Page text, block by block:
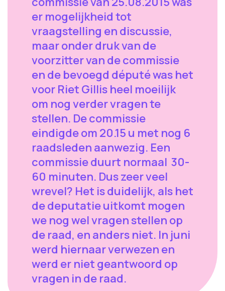
er mogelijkheid tot
vraagstelling en discussie,
maar onder druk van de
voorzitter van de commissie
en de bevoegd député was het
voor Riet Gillis heel moeilijk
om nog verder vragen te
stellen. De commissie
eindigde om 20.15 u met nog 6
raadsleden aanwezig. Een
commissie duurt normaal 30-
60 minuten. Dus zeer veel
wrevel? Het is duidelijk, als het
de deputatie uitkomt mogen
we nog wel vragen stellen op
de raad, en anders niet. In juni
werd hiernaar verwezen en
werd er niet geantwoord op
vragen in de raad.